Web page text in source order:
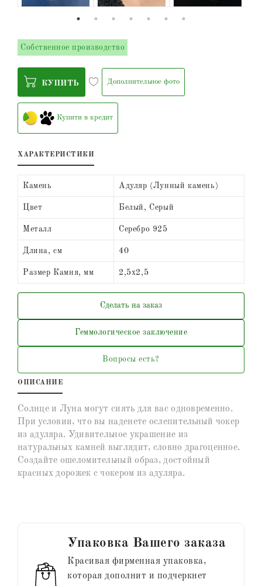
Собственное производство
КУПИТЬ Дополнительное фото
Купити в кредит
ХАРАКТЕРИСТИКИ
Камень Адуляр (Лунный камень)
Цвет Белый, Серый
Металл Серебро 925
Длина, см 40
Размер Камня, мм 2,5х2,5
Сделать на заказ
Геммологическое заключение
Вопросы есть?
ОПИСАНИЕ
Солнце и Луна могут сиять для вас одновременно.
При условии, что вы наденете ослепительный чокер
из адуляра. Удивительное украшение из
натуральных камней выглядит, словно драгоценное.
Создайте ошеломительный образ, достойный
красных дорожек с чокером из адуляра.
Упаковка Вашего заказа
Красивая фирменная упаковка,
которая дополнит и подчеркнет